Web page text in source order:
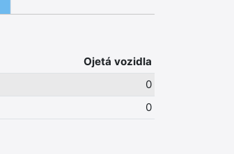
Ojetá vozidla
0
0